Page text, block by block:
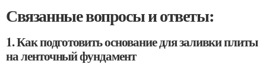
Связанные вопросы и ответы:
1. Как подготовить основание для заливки плиты
на ленточный фундамент